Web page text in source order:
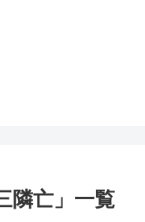
隣亡」一覧